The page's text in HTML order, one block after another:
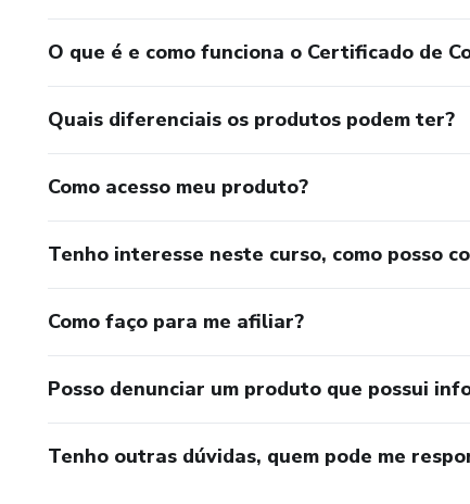
O que é e como funciona o Certificado de
Quais diferenciais os produtos podem ter?
Como acesso meu produto?
Tenho interesse neste curso, como posso
Como faço para me afiliar?
Posso denunciar um produto que possui
Tenho outras dúvidas, quem pode me